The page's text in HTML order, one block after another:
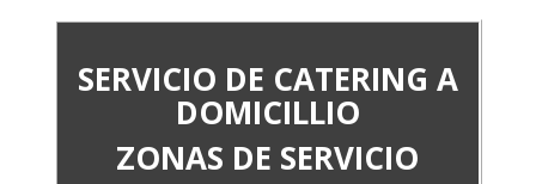
SERVICIO DE CATERING A
DOMICILLIO
ZONAS DE SERVICIO